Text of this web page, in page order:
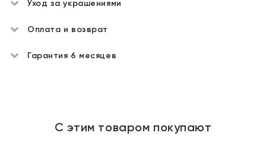
Уход за украшениями
Оплата и возврат
Гарантия 6 месяцев
С этим товаром покупают